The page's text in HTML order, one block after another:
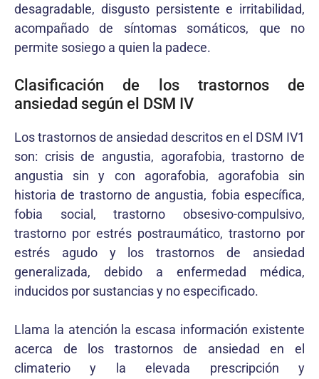
desagradable, disgusto persistente e irritabilidad,
acompañado de síntomas somáticos, que no
permite sosiego a quien la padece.
Clasificación de los trastornos de
ansiedad según el DSM IV
Los trastornos de ansiedad descritos en el DSM IV1
son: crisis de angustia, agorafobia, trastorno de
angustia sin y con agorafobia, agorafobia sin
historia de trastorno de angustia, fobia específica,
fobia social, trastorno obsesivo-compulsivo,
trastorno por estrés postraumático, trastorno por
estrés agudo y los trastornos de ansiedad
generalizada, debido a enfermedad médica,
inducidos por sustancias y no especificado.
Llama la atención la escasa información existente
acerca de los trastornos de ansiedad en el
climaterio y la elevada prescripción y